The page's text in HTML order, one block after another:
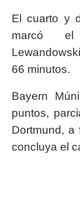
El cuarto y
marcó el
66 minutos.
Bayern
puntos,
Dortmund, a
concluya el